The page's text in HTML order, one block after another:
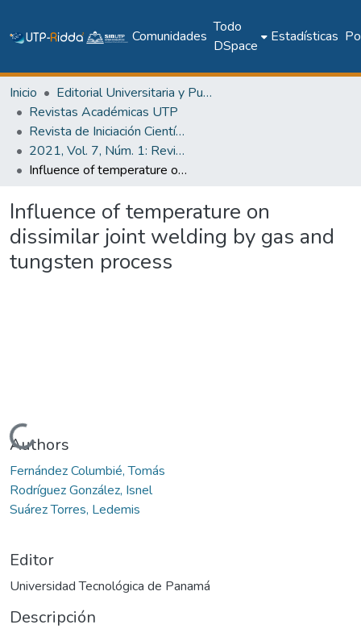
Comunidades
Todo
DSpace
Estadísticas
Inicio
Editorial Universitaria y Publicaciones Seriadas
Revistas Académicas UTP
Revista de Iniciación Científica
2021, Vol. 7, Núm. 1: Revista de Iniciación Científica
Influence of temperature on dissimilar joint welding by gas and tungsten process
Influence of temperature on
dissimilar joint welding by gas and
tungsten process
Cargando...
Authors
Fernández Columbié, Tomás
Rodríguez González, Isnel
Suárez Torres, Ledemis
Editor
Universidad Tecnológica de Panamá
Descripción